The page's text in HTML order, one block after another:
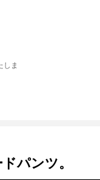
しま
パンツ。